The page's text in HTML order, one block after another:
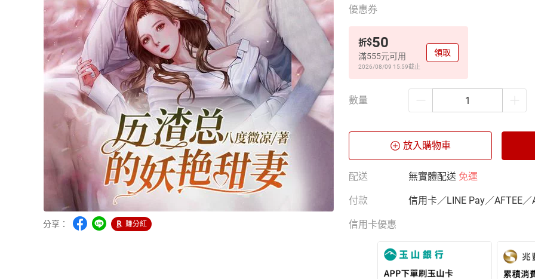
分享： 賺分紅
優惠券
折$50
滿555元可用
2026/08/09 15:59截止
領取
數量
放入購物車
配送 無實體配送 免運
付款 信用卡／LINE Pay／AFTEE／
信用卡優惠